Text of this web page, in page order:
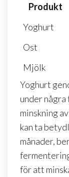
Produkt
Yoghurt
Ost
Mjölk
Yoghurt
under
minskning
kan ta
månader,
för att